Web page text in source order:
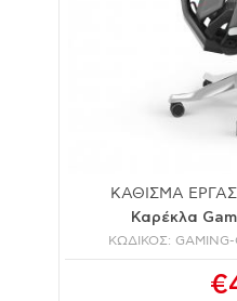
ΚΑΘΙΣΜΑ
Καρέκλα
ΚΩΔΙΚΟΣ: GAMING-